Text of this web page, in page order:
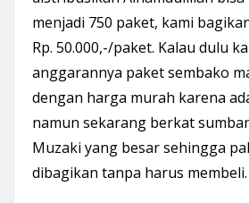
menjadi 750 paket, kami
Rp. 50.000,-/paket. Kalau dulu
anggarannya paket sembako
dengan harga murah karena
namun sekarang berkat
Muzaki yang besar sehingga
dibagikan tanpa harus membeli.